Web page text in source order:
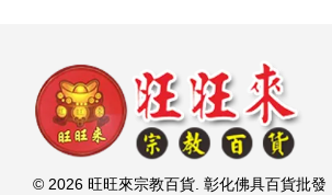
© 2026 旺旺來宗教百貨. 彰化佛具百貨批發